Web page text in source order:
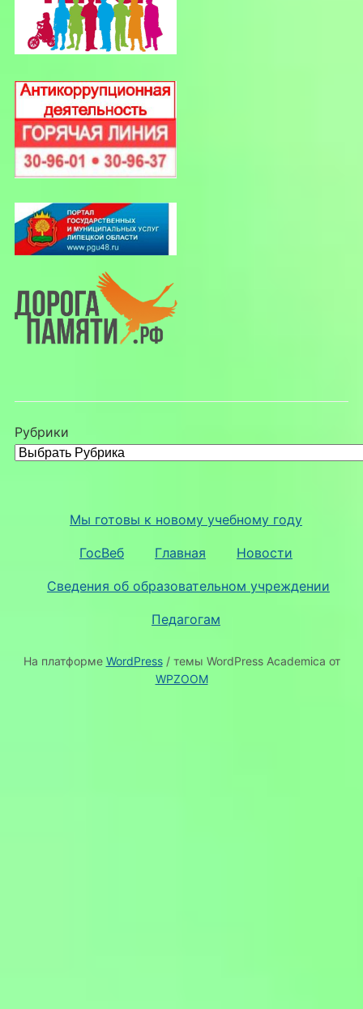
Рубрики
Мы готовы к новому учебному году
ГосВеб Главная Новости
Сведения об образовательном учреждении
Педагогам
На платформе WordPress/ темы WordPress Academica от
WPZOOM